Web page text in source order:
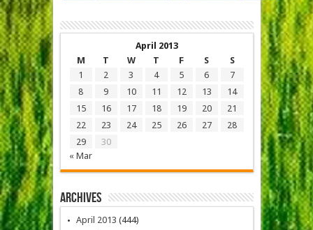
April 2013
M
T W T F S S
« Mar
1 2 3 4 5 6
7
8
9 10 11 12 13
14
15
16 17 18 19 20
21
22
23 24 25 26 27
28
29
30
Archives
April 2013 (444)